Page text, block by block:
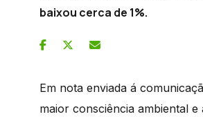
baixou cerca de 1%.
Em nota enviada á
maior consciência ambiental